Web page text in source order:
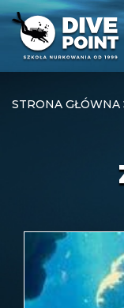
STRONA GŁÓWNA